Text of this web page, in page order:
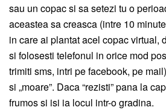
sau un copac si sa setezi tu o
aceastea sa creasca (intre 10
in care ai plantat acel copac virtual,
si folosesti telefonul in orice mod
trimiti sms, intri pe facebook, pe
si „moare”. Daca “rezisti” pana la
frumos si isi ia locul intr-o gradina.